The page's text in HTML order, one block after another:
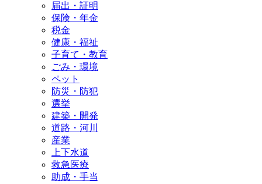
届出・証明
保険・年金
税金
健康・福祉
子育て・教育
ごみ・環境
ペット
防災・防犯
選挙
建築・開発
道路・河川
産業
上下水道
救急医療
助成・手当